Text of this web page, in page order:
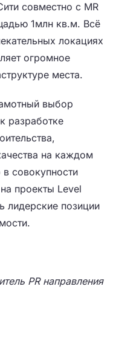
совместно с MR
1млн кв.м. Всё
локациях
огромное
места.
выбор
разработке
на каждом
в совокупности
проекты Level
лидерские позиции
PRнаправления